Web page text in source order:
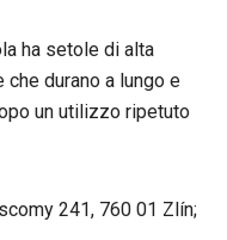
ha setole di alta
durano a lungo e
un utilizzo ripetuto
241, 760 01 Zlín;